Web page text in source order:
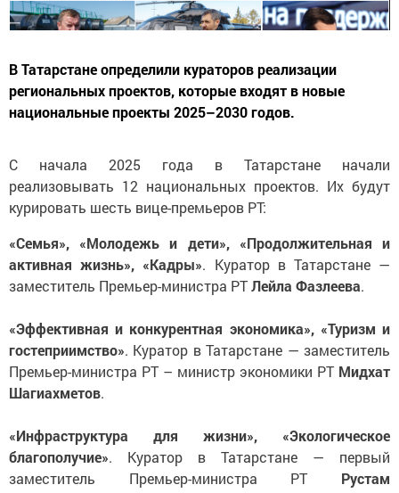
В Татарстане определили кураторов реализации
региональных проектов, которые входят в новые
национальные проекты 2025–2030 годов.
С начала 2025 года в Татарстане начали
реализовывать 12 национальных проектов. Их будут
курировать шесть вице-премьеров РТ:
«Семья», «Молодежь и дети», «Продолжительная и
активная жизнь», «Кадры». Куратор в Татарстане —
заместитель Премьер-министра РТЛейла Фазлеева.
«Эффективная и конкурентная экономика», «Туризм и
гостеприимство». Куратор в Татарстане — заместитель
Премьер-министра РТ – министр экономики РТ Мидхат
Шагиахметов.
«Инфраструктура для жизни», «Экологическое
благополучие». Куратор в Татарстане — первый
заместитель Премьер-министра РТ Рустам